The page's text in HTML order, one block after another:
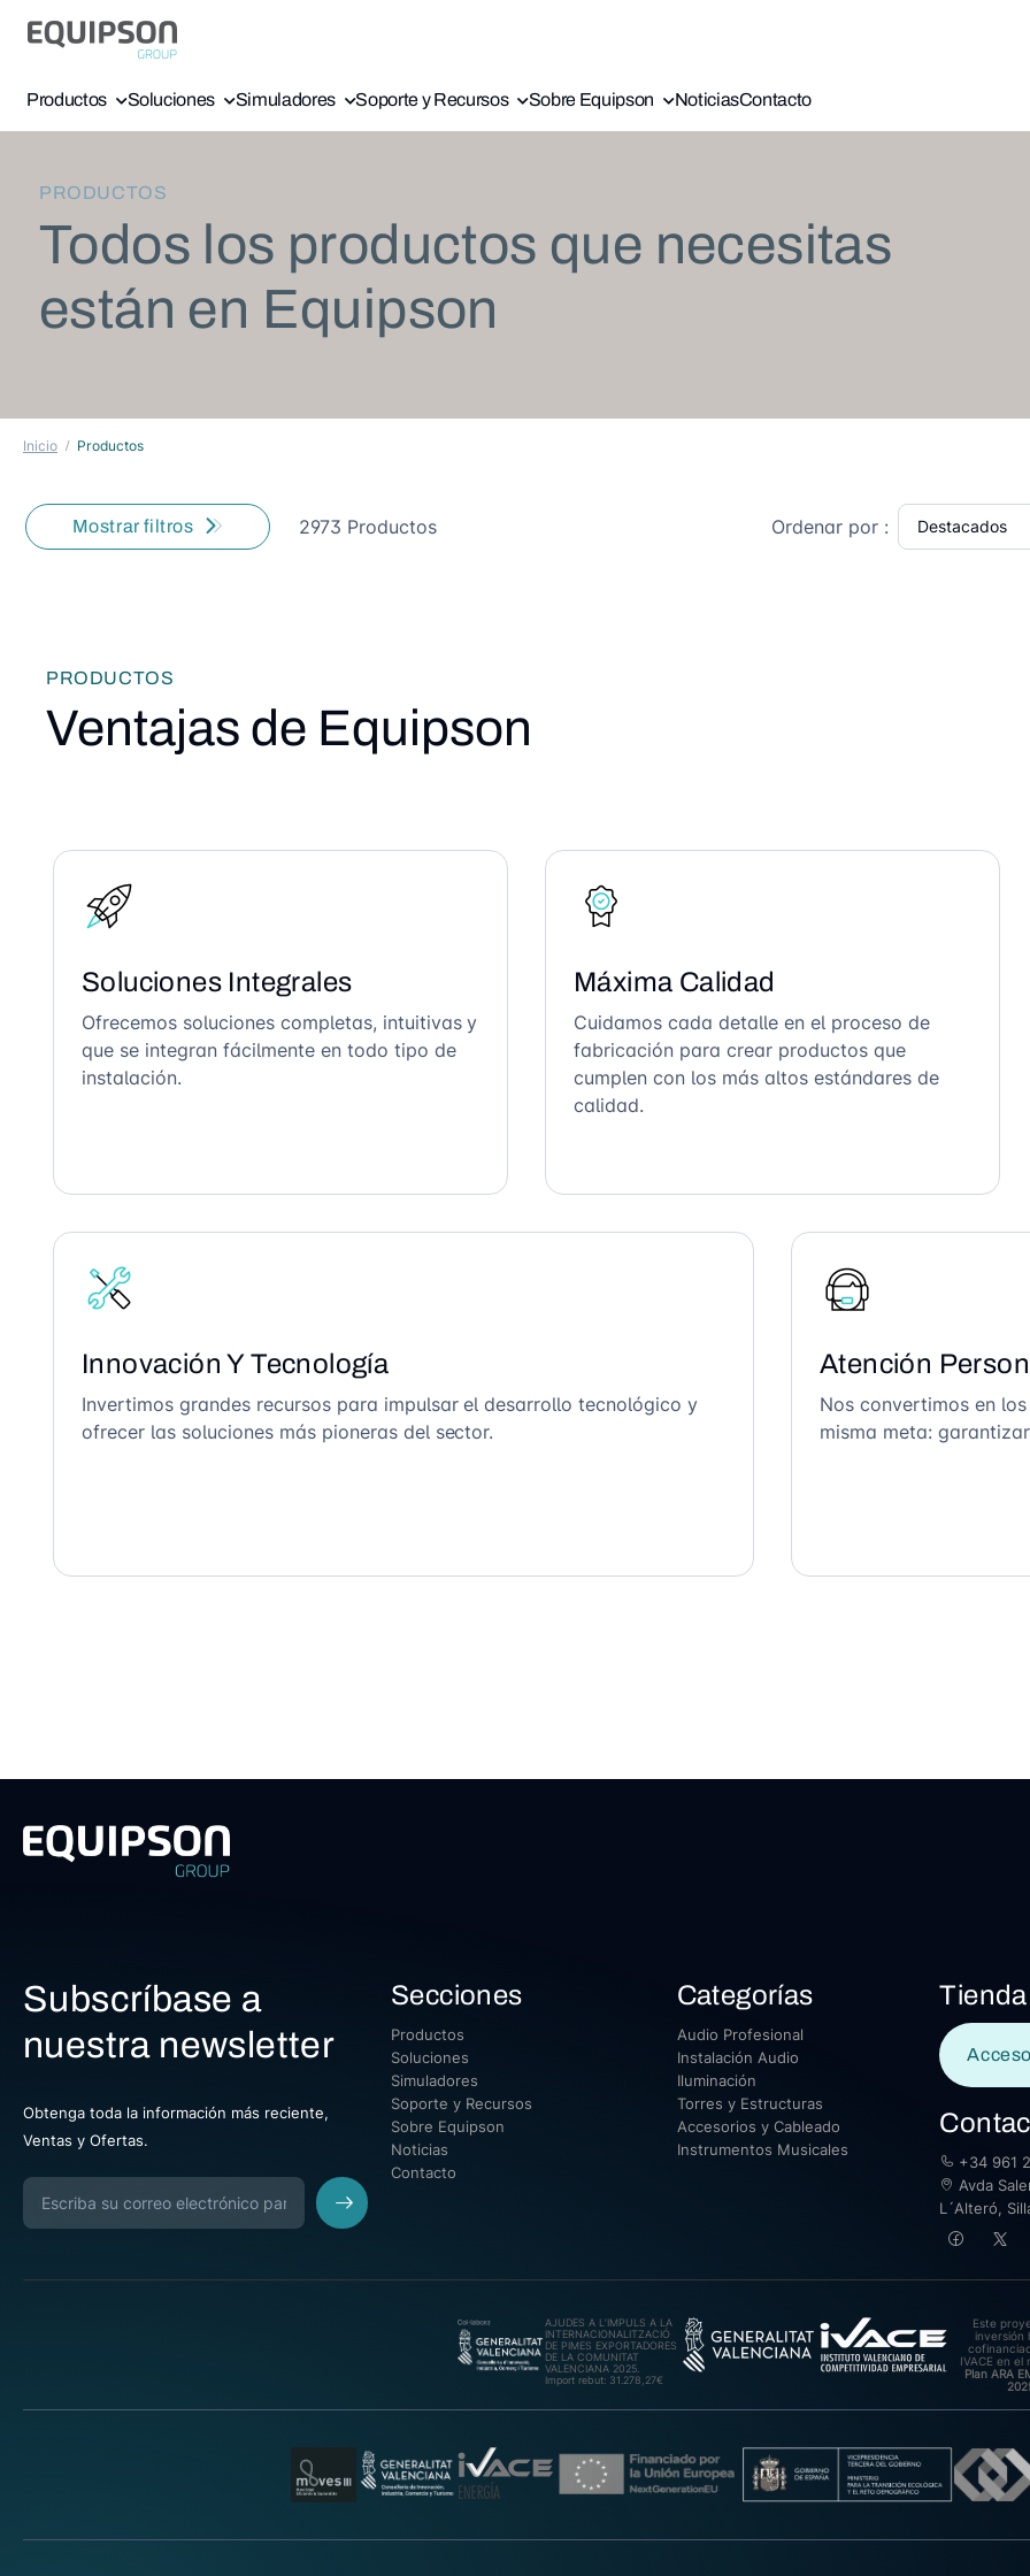
Productos Soluciones Simuladores Soporte y Recursos Sobre Equipson NoticiasContacto
PRODUCTOS
Todos los productos que necesitas
están en Equipson
Inicio Productos
Mostrar filtros 2973 Productos Ordenar por :
PRODUCTOS
Ventajas de Equipson
Soluciones Integrales
Ofrecemos soluciones completas, intuitivas y
que se integran fácilmente en todo tipo de
instalación.
Máxima Calidad
Cuidamos cada detalle en el proceso de
fabricación para crear productos que
cumplen con los más altos estándares de
calidad.
Innovación Y Tecnología
Invertimos grandes recursos para impulsar el desarrollo tecnológico y
ofrecer las soluciones más pioneras del sector.
Atención
Nos convertimos en
misma meta:
Subscríbase a
nuestra newsletter
Obtenga toda la información más reciente,
Ventas y Ofertas.
Secciones
Productos
Soluciones
Simuladores
Soporte y Recursos
Sobre Equipson
Noticias
Contacto
Categorías
Audio Profesional
Instalación Audio
Iluminación
Torres y Estructuras
Accesorios y Cableado
Instrumentos Musicales
Tienda
+34 961
Avda
L´Alteró,
AJUDES A L’IMPULS A LA
INTERNACIONALITZACIÓ
DE PIMES EXPORTADORES
DE LA COMUNITAT
VALENCIANA 2025.
Import rebut: 31.278,27€
Este
inversión
IVACE en el
Plan ARA